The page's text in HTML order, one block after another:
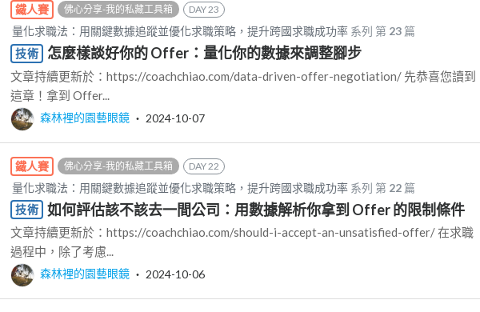
鐵人賽 佛心分享-我的私藏工具箱 DAY 23
量化求職法：用關鍵數據追蹤並優化求職策略，提升跨國求職成功率 系列 第 23 篇
技術
怎麼樣談好你的 Offer：量化你的數據來調整腳步
文章持續更新於：https://coachchiao.com/data-driven-offer-negotiation/ 先恭喜您讀到
這章！拿到 Offer...
森林裡的園藝眼鏡 ‧ 2024-10-07
鐵人賽 佛心分享-我的私藏工具箱 DAY 22
量化求職法：用關鍵數據追蹤並優化求職策略，提升跨國求職成功率 系列 第 22 篇
技術
如何評估該不該去一間公司：用數據解析你拿到 Offer 的限制條件
文章持續更新於：https://coachchiao.com/should-i-accept-an-unsatisfied-offer/ 在求職
過程中，除了考慮...
森林裡的園藝眼鏡 ‧ 2024-10-06